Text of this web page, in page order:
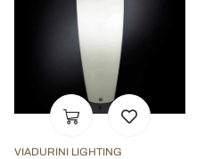
VIADURINI LIGHTING